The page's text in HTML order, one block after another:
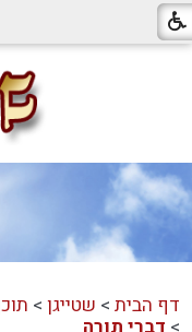
דף הבית > שטייגן >